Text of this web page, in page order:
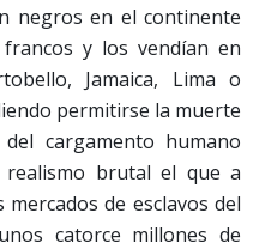
negros en el continente
y los vendían en
Jamaica, Lima o
permitirse la muerte
cargamento humano
brutal el que a
de esclavos del
catorce millones de